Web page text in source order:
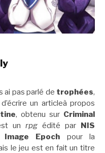
ai pas parlé de trophées,
un articleà propos
, obtenu sur Criminal
un rpg édité par NIS
Image Epoch pour la
le jeu est en fait un titre